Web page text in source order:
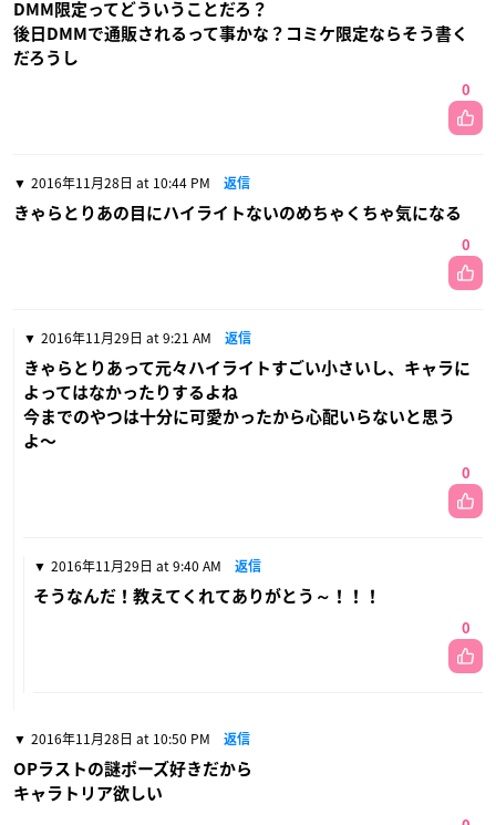
DMM限定ってどういうことだろ？
後日DMMで通販されるって事かな？コミケ限定ならそう書く
だろうし
0
2016年11月28日 at 10:44 PM 返信
きゃらとりあの目にハイライトないのめちゃくちゃ気になる
0
2016年11月29日 at 9:21 AM 返信
きゃらとりあって元々ハイライトすごい小さいし、キャラに
よってはなかったりするよね
今までのやつは十分に可愛かったから心配いらないと思う
よ〜
0
2016年11月29日 at 9:40 AM 返信
そうなんだ！教えてくれてありがとう～！！！
0
2016年11月28日 at 10:50 PM 返信
OPラストの謎ポーズ好きだから
キャラトリア欲しい